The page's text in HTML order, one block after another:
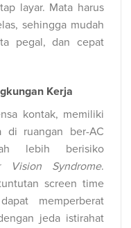
layar. Mata harus
sehingga mudah
pegal, dan cepat
Kerja
kontak, memiliki
di ruangan ber-AC
lebih berisiko
Vision Syndrome.
screen time
memperberat
jeda istirahat